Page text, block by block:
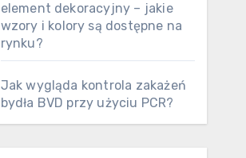
element dekoracyjny – jakie
wzory i kolory są dostępne na
rynku?
Jak wygląda kontrola zakażeń
bydła BVD przy użyciu PCR?